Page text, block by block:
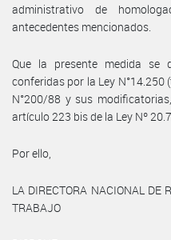
administrativo de
antecedentes mencionados.
Que la presente medida se
conferidas por la Ley N°14.250
N°200/88 y sus
artículo 223 bis de la Ley Nº
Por ello,
LA DIRECTORA NACIONAL DE
TRABAJO